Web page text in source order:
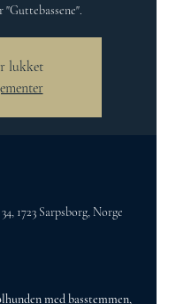
lukket
1723 Sarpsborg, Norge
med basstemmen,